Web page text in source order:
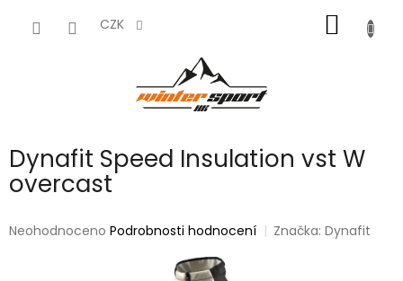
CZK
KOŠÍK
Dynafit Speed Insulation vst W
overcast
Průměrné
Neohodnoceno Podrobnosti hodnocení Značka:Dynafit